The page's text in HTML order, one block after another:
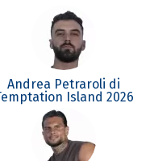
Andrea Petraroli di
Island 2026